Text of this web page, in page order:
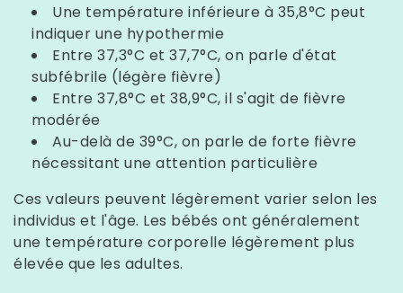
Une température inférieure à 35,8°C peut
indiquer une hypothermie
Entre 37,3°C et 37,7°C, on parle d'état
subfébrile (légère fièvre)
Entre 37,8°C et 38,9°C, il s'agit de fièvre
modérée
Au-delà de 39°C, on parle de forte fièvre
nécessitant une attention particulière
Ces valeurs peuvent légèrement varier selon les
individus et l'âge. Les bébés ont généralement
une température corporelle légèrement plus
élevée que les adultes.